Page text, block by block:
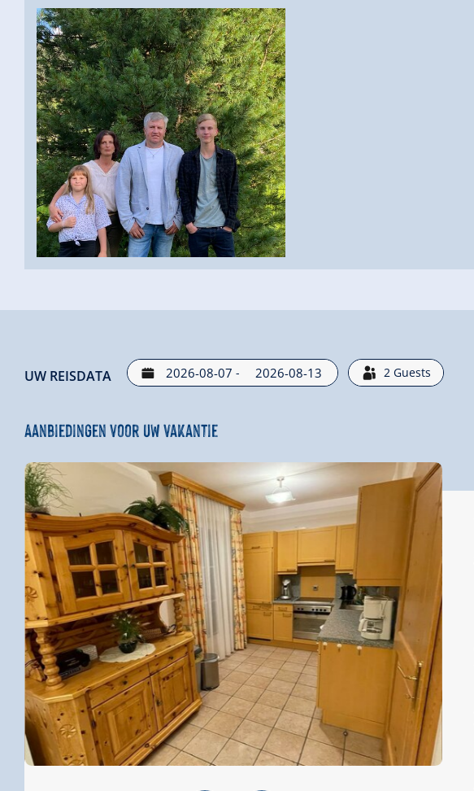
UW REISDATA - 2 Guests
Aanbiedingen voor uw vakantie